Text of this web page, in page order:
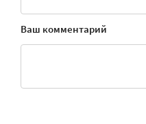
Ваш комментарий